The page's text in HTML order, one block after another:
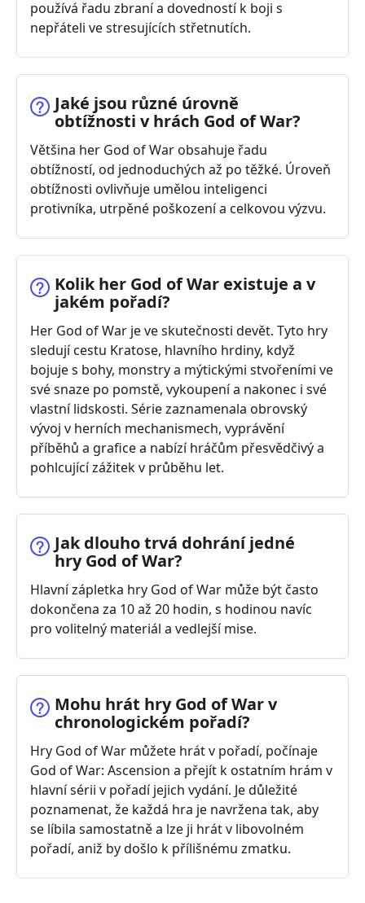
používá řadu zbraní a dovedností k boji s
nepřáteli ve stresujících střetnutích.
Jaké jsou různé úrovně
obtížnosti v hrách God of War?
Většina her God of War obsahuje řadu
obtížností, od jednoduchých až po těžké. Úroveň
obtížnosti ovlivňuje umělou inteligenci
protivníka, utrpěné poškození a celkovou výzvu.
Kolik her God of War existuje a v
jakém pořadí?
Her God of War je ve skutečnosti devět. Tyto hry
sledují cestu Kratose, hlavního hrdiny, když
bojuje s bohy, monstry a mýtickými stvořeními ve
své snaze po pomstě, vykoupení a nakonec i své
vlastní lidskosti. Série zaznamenala obrovský
vývoj v herních mechanismech, vyprávění
příběhů a grafice a nabízí hráčům přesvědčivý a
pohlcující zážitek v průběhu let.
Jak dlouho trvá dohrání jedné
hry God of War?
Hlavní zápletka hry God of War může být často
dokončena za 10 až 20 hodin, s hodinou navíc
pro volitelný materiál a vedlejší mise.
Mohu hrát hry God of War v
chronologickém pořadí?
Hry God of War můžete hrát v pořadí, počínaje
God of War: Ascension a přejít k ostatním hrám v
hlavní sérii v pořadí jejich vydání. Je důležité
poznamenat, že každá hra je navržena tak, aby
se líbila samostatně a lze ji hrát v libovolném
pořadí, aniž by došlo k přílišnému zmatku.